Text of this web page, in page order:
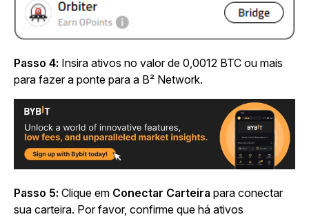
Passo 4: Insira ativos no valor de 0,0012 BTC ou mais
para fazer a ponte para a B² Network.
Passo 5: Clique em Conectar Carteira para conectar
sua carteira. Por favor, confirme que há ativos